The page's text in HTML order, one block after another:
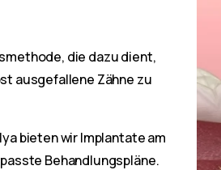
die dazu dient,
ausgefallene Zähne zu
bieten wir Implantate am
Behandlungspläne.